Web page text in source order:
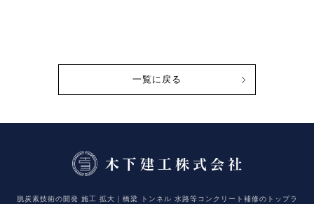
一覧に戻る
脱炭素技術の開発 施工 拡大｜橋梁 トンネル 水路等コンクリート補修のトップラ